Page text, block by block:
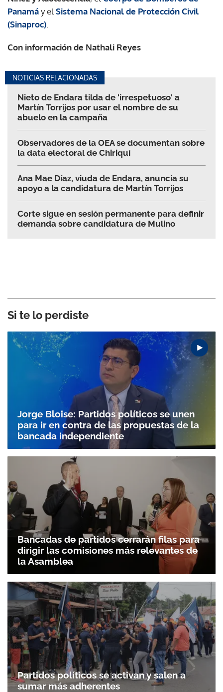
Panamáy el Sistema Nacional de Protección Civil
(Sinaproc)
Con información de Nathali Reyes
NOTICIAS RELACIONADAS
Nieto de Endara tilda de 'irrespetuoso' a
Martín Torrijos por usar el nombre de su
abuelo en la campaña
Observadores de la OEA se documentan sobre
la data electoral de Chiriquí
Ana Mae Díaz, viuda de Endara, anuncia su
apoyo a la candidatura de Martín Torrijos
Corte sigue en sesión permanente para definir
demanda sobre candidatura de Mulino
Si te lo perdiste
Jorge Bloise: Partidos políticos se unen
para ir en contra de las propuestas de la
bancada independiente
Bancadas de partidos cerrarán filas para
dirigir las comisiones más relevantes de
la Asamblea
Partidos políticos se activan y salen a
sumar más adherentes